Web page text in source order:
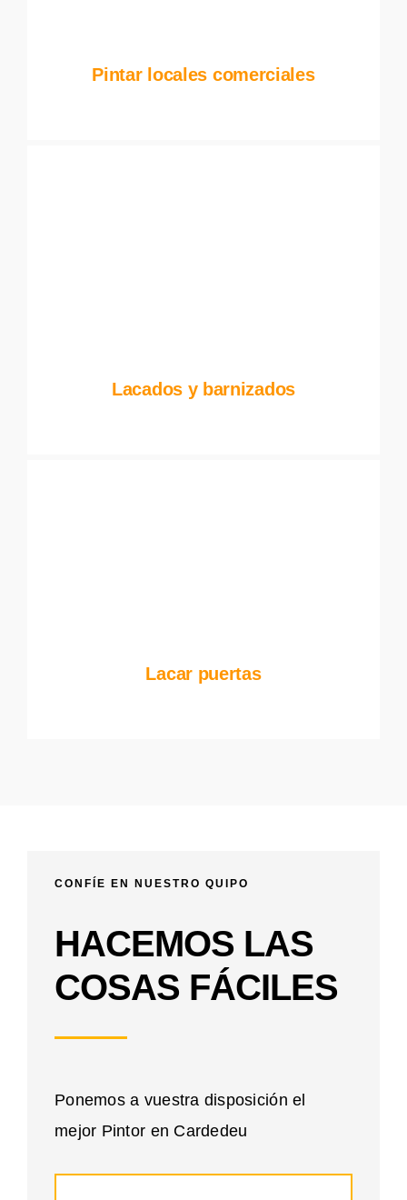
Pintar locales comerciales
Lacados y barnizados
Lacar puertas
CONFÍE EN NUESTRO QUIPO
HACEMOS LAS
COSAS FÁCILES
Ponemos a vuestra disposición el
mejor Pintor en Cardedeu